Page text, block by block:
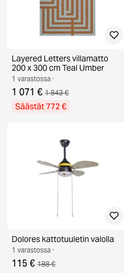
Layered Letters villamatto
200 x 300 cm Teal Umber
1 varastossa ·
1 071 € 1 843 €
Säästät 772 €
Dolores kattotuuletin valolla
1 varastossa ·
115 € 188 €